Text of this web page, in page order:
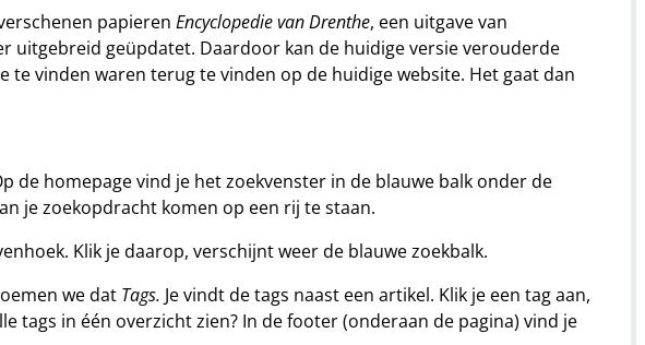
papieren Encyclopedie van Drenthe, een uitgave van
uitgebreid geüpdatet. Daardoor kan de huidige versie verouderde
vinden waren terug te vinden op de huidige website. Het gaat dan
de homepage vind je het zoekvenster in de blauwe balk onder de
je zoekopdracht komen op een rij te staan.
Klik je daarop, verschijnt weer de blauwe zoekbalk.
we dat Tags. Je vindt de tags naast een artikel. Klik je een tag aan,
tags in één overzicht zien? In de footer (onderaan de pagina) vind je